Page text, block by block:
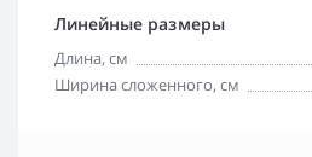
Линейные размеры
Длина, см
Ширина сложенного, см